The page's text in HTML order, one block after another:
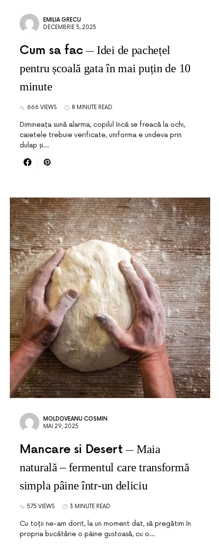
EMILIA GRECU
DECEMBRIE 5, 2025
Cum sa fac
Idei de pachețel
pentru școală gata în mai puțin de 10
minute
666 VIEWS 8 MINUTE READ
Dimineața sună alarma, copilul încă se freacă la ochi,
caietele trebuie verificate, uniforma e undeva prin
dulap și…
MOLDOVEANU COSMIN
MAI 29, 2025
Mancare si Desert
Maia
naturală – fermentul care transformă
simpla pâine într-un deliciu
575 VIEWS 3 MINUTE READ
Cu toții ne-am dorit, la un moment dat, să pregătim în
propria bucătărie o pâine gustoasă, cu o…